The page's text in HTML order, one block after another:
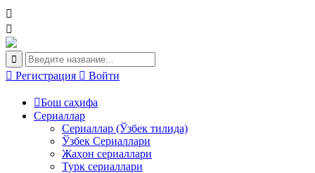
Регистрация Войти
Бош саҳифа
Сериаллар
Сериаллар (Ўзбек тилида)
Ўзбек Сериаллари
Жаҳон сериаллари
Турк сериаллари